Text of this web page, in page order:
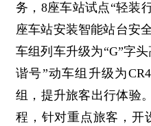
务，8座车站试点“轻装
座车站安装智能站台安
车组列车升级为“G”字
谐号”动车组升级为
组，提升旅客出行体验
程，针对重点旅客，开